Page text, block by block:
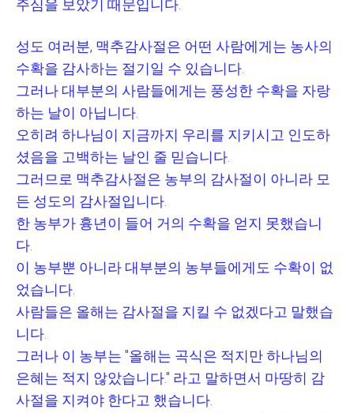
주심을 보았기 때문입니다
성도 여러분, 맥추감사절은 어떤 사람에게는 농사의
수확을 감사하는 절기일 수 있습니다
그러나 대부분의 사람들에게는 풍성한 수확을 자랑
하는 날이 아닙니다
오히려 하나님이 지금까지 우리를 지키시고 인도하
셨음을 고백하는 날인 줄 믿습니다
그러므로 맥추감사절은 농부의 감사절이 아니라 모
든 성도의 감사절입니다
한 농부가 흉년이 들어 거의 수확을 얻지 못했습니
다
이 농부뿐 아니라 대부분의 농부들에게도 수확이 없
었습니다
사람들은 올해는 감사절을 지킬 수 없겠다고 말했습
니다
그러나 이 농부는 "올해는 곡식은 적지만 하나님의
은혜는 적지 않았습니다." 라고 말하면서 마땅히 감
사절을 지켜야 한다고 했습니다